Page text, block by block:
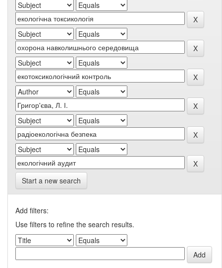
Start a new search
Add filters:
Use filters to refine the search results.